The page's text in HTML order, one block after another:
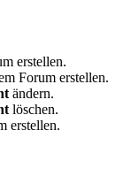
erstellen.
Forum erstellen.
ändern.
löschen.
erstellen.